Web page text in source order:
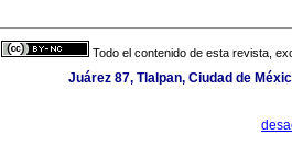
Todo el contenido de esta revista,
Juárez 87, Tlalpan, Ciudad de